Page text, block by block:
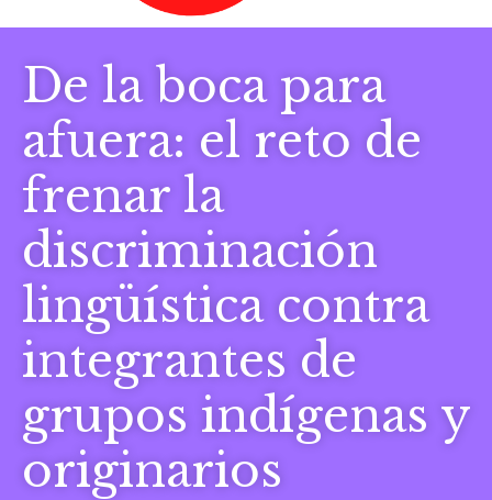
De la boca para
afuera: el reto de
frenar la
discriminación
lingüística contra
integrantes de
grupos indígenas y
originarios